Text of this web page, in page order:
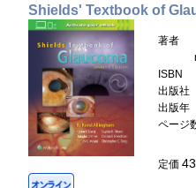
Shields' Textbook of
著者
ISBN
出版社
出版年
ページ
定価